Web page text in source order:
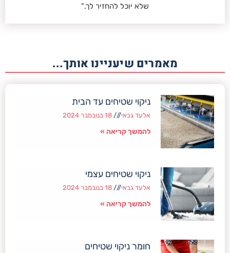
שלא יוכל להחזיר לך."
מאמרים שיעניינו אותך...
ניקוי שטיחים עד הבית
אלעד גבאי 18 בנובמבר 2024
להמשך קריאה »
ניקוי שטיחים עצמי
אלעד גבאי 18 בנובמבר 2024
להמשך קריאה »
חומר ניקוי שטיחים